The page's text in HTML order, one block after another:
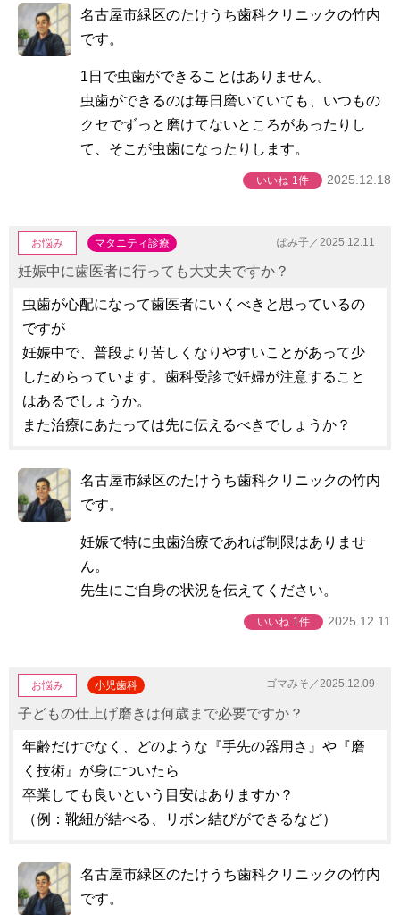
名古屋市緑区のたけうち歯科クリニックの竹内
です。
1日で虫歯ができることはありません。
虫歯ができるのは毎日磨いていても、いつもの
クセでずっと磨けてないところがあったりし
て、そこが虫歯になったりします。
いいね 1件 2025.12.18
ぽみ子／2025.12.11
お悩み マタニティ診療
妊娠中に歯医者に行っても大丈夫ですか？
虫歯が心配になって歯医者にいくべきと思っているの
ですが
妊娠中で、普段より苦しくなりやすいことがあって少
しためらっています。歯科受診で妊婦が注意すること
はあるでしょうか。
また治療にあたっては先に伝えるべきでしょうか？
名古屋市緑区のたけうち歯科クリニックの竹内
です。
妊娠で特に虫歯治療であれば制限はありませ
ん。
先生にご自身の状況を伝えてください。
いいね 1件 2025.12.11
ゴマみそ／2025.12.09
お悩み 小児歯科
子どもの仕上げ磨きは何歳まで必要ですか？
年齢だけでなく、どのような『手先の器用さ』や『磨
く技術』が身についたら
卒業しても良いという目安はありますか？
（例：靴紐が結べる、リボン結びができるなど）
名古屋市緑区のたけうち歯科クリニックの竹内
です。